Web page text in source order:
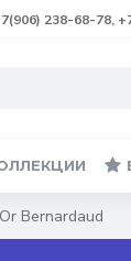
238-68-78,
Bernardaud